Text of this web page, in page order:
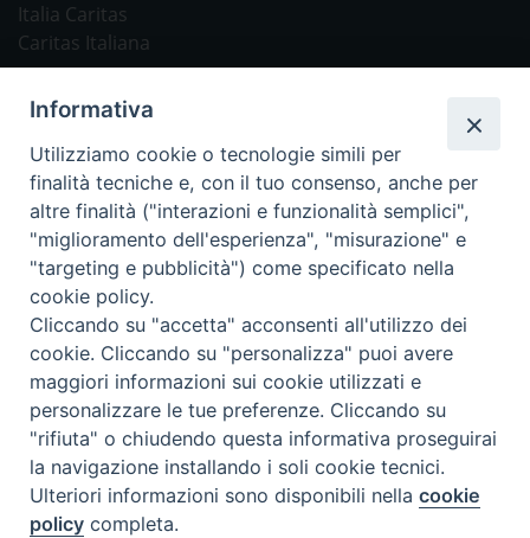
Italia Caritas
Caritas Italiana
Caritas Internationalis
TV 2000
Inblu 2000
Avvenire
Sir
Scarp de’ Tenis
Newsletter
ISCRIVITI ALLA NEWSLETTER
Informativa
Utilizziamo cookie o tecnologie simili per
finalità tecniche e, con il tuo consenso, anche per
altre finalità ("interazioni e funzionalità semplici",
"miglioramento dell'esperienza", "misurazione" e
"targeting e pubblicità") come specificato nella
cookie policy.
Cliccando su "accetta" acconsenti all'utilizzo dei
cookie. Cliccando su "personalizza" puoi avere
maggiori informazioni sui cookie utilizzati e
personalizzare le tue preferenze. Cliccando su
"rifiuta" o chiudendo questa informativa proseguirai
la navigazione installando i soli cookie tecnici.
Ulteriori informazioni sono disponibili nellacookie
policy completa.